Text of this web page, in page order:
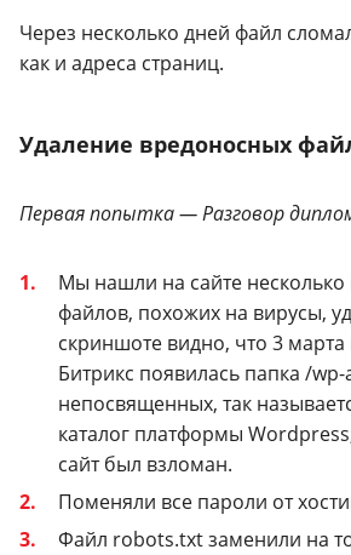
Через несколько дней файл
как и адреса страниц.
Удаление вредоносных
Первая попытка — Разговор
Мы нашли на сайте
файлов, похожих на вирусы,
скриншоте видно, что 3 марта
Битрикс появилась папка /
непосвященных, так
каталог платформы
сайт был взломан.
Поменяли все пароли от
Файл robots.txt заменили на